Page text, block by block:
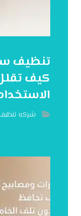
تنظيف
كيف تقلل
شركه